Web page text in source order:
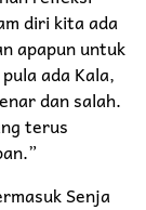
diri kita ada
apapun untuk
ada Kala,
dan salah.
terus
Senja